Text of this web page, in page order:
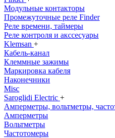
Модульные контакторы
Промежуточные реле Finder
Реле времени, таймеры
Реле контроля и акссесуары
Klemsan +
Кабель-канал
Клеммные зажимы
Маркировка кабеля
Наконечники
Misc
Saroglidi Electric +
Амперметры, вольтметры,
Амперметры
Вольтметры
Частотомеры